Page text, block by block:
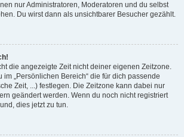
nur Administratoren, Moderatoren und du selbst
Du wirst dann als unsichtbarer Besucher gezählt.
die angezeigte Zeit nicht deiner eigenen Zeitzone.
im „Persönlichen Bereich“ die für dich passende
Zeit, ...) festlegen. Die Zeitzone kann dabei nur
geändert werden. Wenn du noch nicht registriert
dies jetzt zu tun.